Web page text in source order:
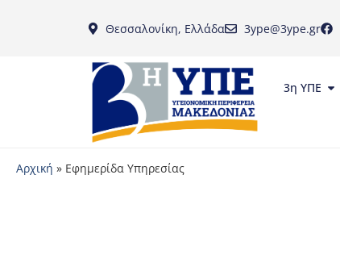
Θεσσαλονίκη, Ελλάδα 3ype@3ype.gr
3η ΥΠΕ
Αρχική » Εφημερίδα Υπηρεσίας